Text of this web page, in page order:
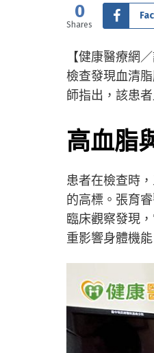
0
Shares
【健康醫療網
檢查發現血清
師指出，該患
高血脂
患者在檢查時
的高標。張育
臨床觀察發現
重影響身體機能